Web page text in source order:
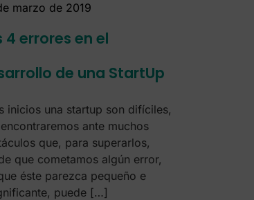
marzo de 2019
4 errores en el
de una StartUp
inicios una startup son difíciles,
ante muchos
que, para superarlos,
que cometamos algún error,
éste parezca pequeño e
puede […]